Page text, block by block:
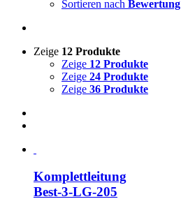
Sortieren nach Bewertung
Zeige 12 Produkte
Zeige 12 Produkte
Zeige 24 Produkte
Zeige 36 Produkte
Komplettleitung
Best-3-LG-205